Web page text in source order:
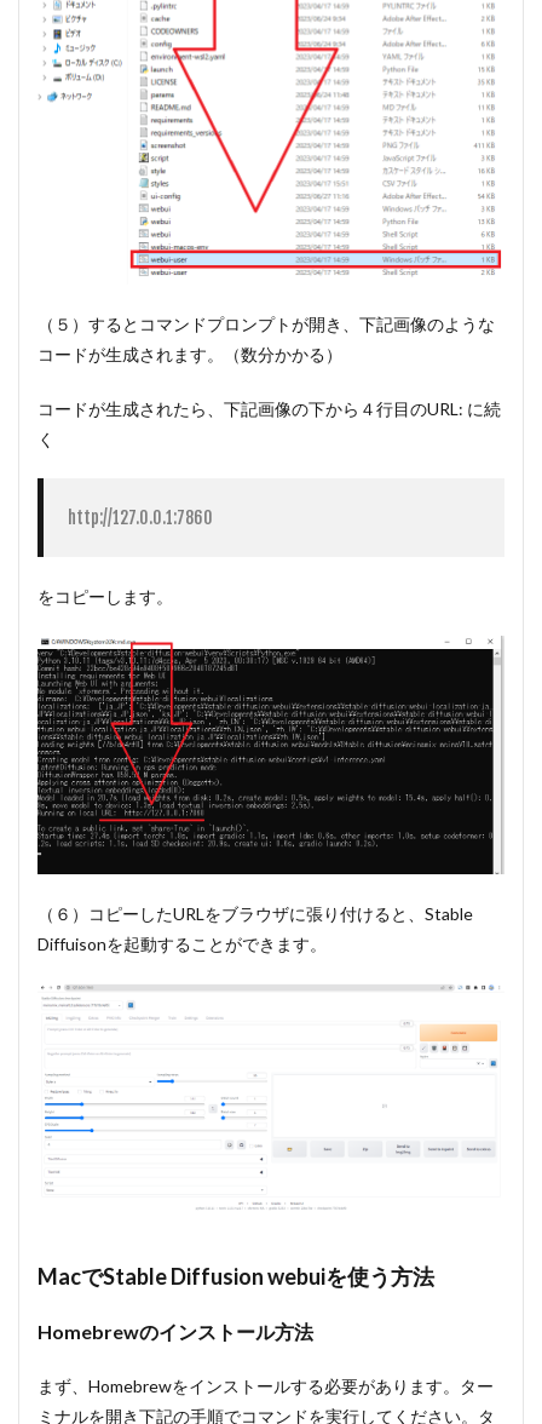
振って生
（５）するとコマンドプロンプトが開き、下記画像のような
コードが生成されます。（数分かかる）
コードが生成されたら、下記画像の下から４行目のURL: に続
く
http://127.0.0.1:7860
をコピーします。
（６）コピーしたURLをブラウザに張り付けると、Stable
Diffuisonを起動することができます。
MacでStable Diffusion webuiを使う方法
Homebrewのインストール方法
まず、Homebrewをインストールする必要があります。ター
ミナルを開き下記の手順でコマンドを実行してください。タ